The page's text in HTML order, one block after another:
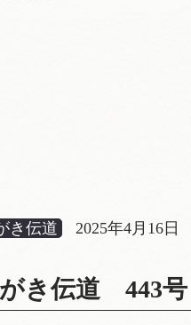
き伝道 2025年4月16日
き伝道 443